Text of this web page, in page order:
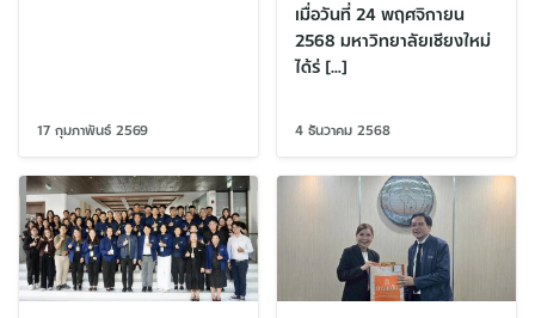
17 กุมภาพันธ์ 2569
เมื่อวันที่ 24 พฤศจิกายน
2568 มหาวิทยาลัยเชียงใหม่
ได้ร่ […]
4 ธันวาคม 2568